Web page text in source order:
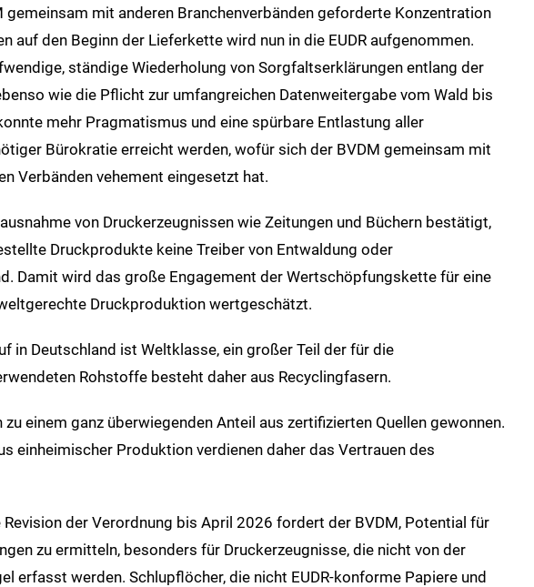
gemeinsam mit anderen Branchenverbänden geforderte Konzentration
auf den Beginn der Lieferkette wird nun in die EUDR aufgenommen.
ständige Wiederholung von Sorgfaltserklärungen entlang der
wie die Pflicht zur umfangreichen Datenweitergabe vom Wald bis
mehr Pragmatismus und eine spürbare Entlastung aller
Bürokratie erreicht werden, wofür sich der BVDM gemeinsam mit
Verbänden vehement eingesetzt hat.
von Druckerzeugnissen wie Zeitungen und Büchern bestätigt,
Druckprodukte keine Treiber von Entwaldung oder
Damit wird das große Engagement der Wertschöpfungskette für eine
Druckproduktion wertgeschätzt.
in Deutschland ist Weltklasse, ein großer Teil der für die
Rohstoffe besteht daher aus Recyclingfasern.
einem ganz überwiegenden Anteil aus zertifizierten Quellen gewonnen.
einheimischer Produktion verdienen daher das Vertrauen des
Revision der Verordnung bis April 2026 fordert der BVDM, Potential für
zu ermitteln, besonders für Druckerzeugnisse, die nicht von der
erfasst werden. Schlupflöcher, die nicht EUDR‑konforme Papiere und